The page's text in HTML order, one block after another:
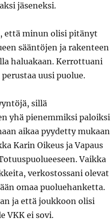
jäseneksi.
että minun olisi pitänyt
sääntöjen ja rakenteen
haluakaan. Kerrottuani
uusi puolue.
sillä
yhä pienemmiksi paloiksi
aikaa pyydetty mukaan
Karin Oikeus ja Vapaus
Vaikka
verkostossani olevat
omaa puoluehanketta.
ja että joukkoon olisi
VKK ei sovi.